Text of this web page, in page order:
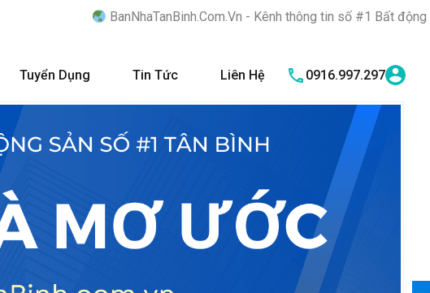
BanNhaTanBinh.Com.Vn - Kênh thông tin số #1 Bất động sản quận Tân
Tuyển Dụng Tin Tức Liên Hệ 0916.997.297